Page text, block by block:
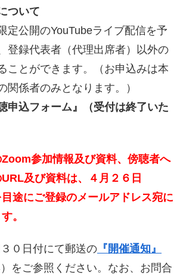
ついて
定公開のYouTubeライブ配信を予
登録代表者（代理出席者）以外の
ことができます。（お申込みは本
関係者のみとなります。）
申込フォーム』（受付は終了いた
参加情報及び資料、傍聴者へ
及び資料は、４月２６日
目途にご登録のメールアドレス宛に
。
０日付にて郵送の 『開催通知』
をご参照ください。なお、 お問合